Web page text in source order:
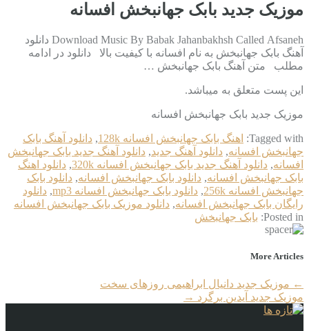
موزیک جدید بابک جهانبخش افسانه
Download Music By Babak Jahanbakhsh Called Afsaneh دانلود
آهنگ بابک جهانبخش به نام افسانه با کیفیت بالا دانلود در ادامه
مطلب متن آهنگ بابک جهانبخش …
این پست متعلق به میباشد.
موزیک جدید بابک جهانبخش افسانه
Tagged with: اهنگ بابک جهانبخش افسانه 128k , دانلود آهنگ بابک
جهانبخش افسانه, دانلود آهنگ جدید, دانلود آهنگ جدید بابک جهانبخش
افسانه, دانلود آهنگ جدید بابک جهانبخش افسانه 320k , دانلود اهنگ
بابک جهانبخش افسانه, دانلود بابک جهانبخش افسانه, دانلود بابک
جهانبخش افسانه 256k
, دانلود بابک جهانبخش افسانه mp3 , دانلود
رایگان بابک جهانبخش افسانه, دانلود موزیک بابک جهانبخش افسانه
Posted in: بابک جهانبخش
More Articles
← موزیک جدید دانیال ابراهیمی روزهای سخت
موزیک جدید آیدین برگرد →